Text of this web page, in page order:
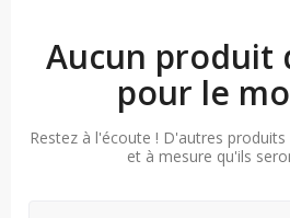
Aucun produit
pour le
Restez à l'écoute ! D'autres
et à mesure qu'ils